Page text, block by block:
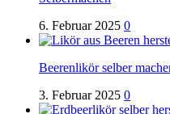
6. Februar 2025 0
Beerenlikör selber
3. Februar 2025 0